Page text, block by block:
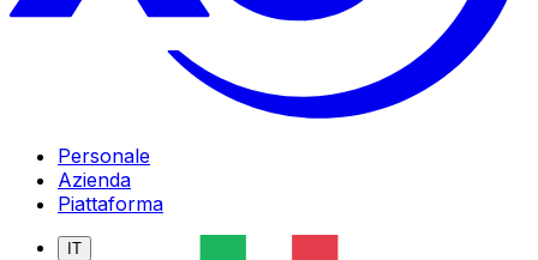
Personale
Azienda
Piattaforma
IT